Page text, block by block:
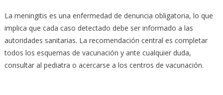
La meningitis es una enfermedad de denuncia obligatoria, lo que
implica que cada caso detectado debe ser informado a las
autoridades sanitarias. La recomendación central es completar
todos los esquemas de vacunación y ante cualquier duda,
consultar al pediatra o acercarse a los centros de vacunación.